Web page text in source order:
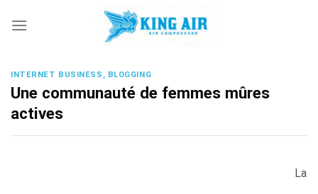
INTERNET BUSINESS, BLOGGING
Une communauté de femmes mûres
actives
La